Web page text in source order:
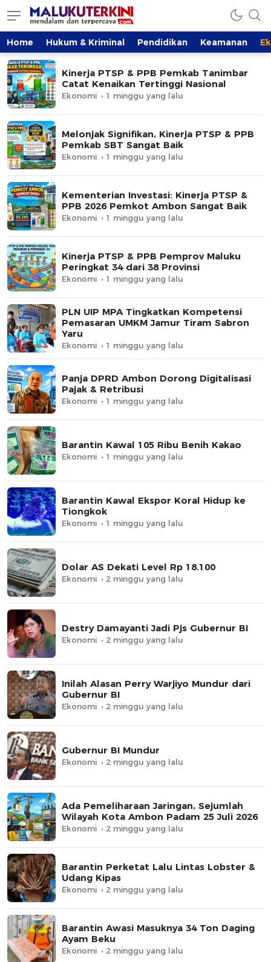
Home Hukum & Kriminal Pendidikan Keamanan
Kinerja PTSP & PPB Pemkab Tanimbar
Catat Kenaikan Tertinggi Nasional
Ekonomi 1 minggu yang lalu
Melonjak Signifikan, Kinerja PTSP & PPB
Pemkab SBT Sangat Baik
Ekonomi 1 minggu yang lalu
Kementerian Investasi: Kinerja PTSP &
PPB 2026 Pemkot Ambon Sangat Baik
Ekonomi 1 minggu yang lalu
Kinerja PTSP & PPB Pemprov Maluku
Peringkat 34 dari 38 Provinsi
Ekonomi 1 minggu yang lalu
PLN UIP MPA Tingkatkan Kompetensi
Pemasaran UMKM Jamur Tiram Sabron
Yaru
Ekonomi 1 minggu yang lalu
Panja DPRD Ambon Dorong Digitalisasi
Pajak & Retribusi
Ekonomi 1 minggu yang lalu
Barantin Kawal 105 Ribu Benih Kakao
Ekonomi 1 minggu yang lalu
Barantin Kawal Ekspor Koral Hidup ke
Tiongkok
Ekonomi 1 minggu yang lalu
Dolar AS Dekati Level Rp 18.100
Ekonomi 2 minggu yang lalu
Destry Damayanti Jadi Pjs Gubernur BI
Ekonomi 2 minggu yang lalu
Inilah Alasan Perry Warjiyo Mundur dari
Gubernur BI
Ekonomi 2 minggu yang lalu
Gubernur BI Mundur
Ekonomi 2 minggu yang lalu
Ada Pemeliharaan Jaringan, Sejumlah
Wilayah Kota Ambon Padam 25 Juli 2026
Ekonomi 2 minggu yang lalu
Barantin Perketat Lalu Lintas Lobster &
Udang Kipas
Ekonomi 2 minggu yang lalu
Barantin Awasi Masuknya 34 Ton Daging
Ayam Beku
Ekonomi 2 minggu yang lalu